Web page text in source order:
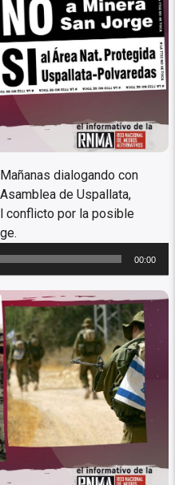
dialogando con
de Uspallata,
conflicto por la posible
00:00
Y